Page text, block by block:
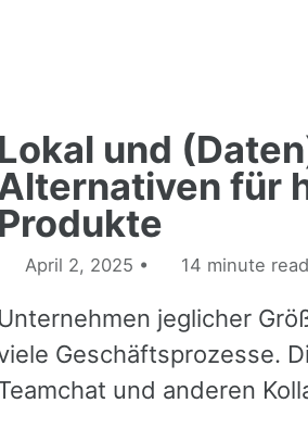
Lokal und
für
Produkte
April 2, 2025 14 minute read
Unternehmen jeglicher
Geschäftsprozesse.
und anderen